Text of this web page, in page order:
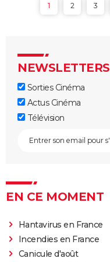
1 2 3
NEWSLETTERS
Sorties Cinéma
Actus Cinéma
Télévision
EN CE MOMENT
Hantavirus en France
Incendies en France
Canicule d'août